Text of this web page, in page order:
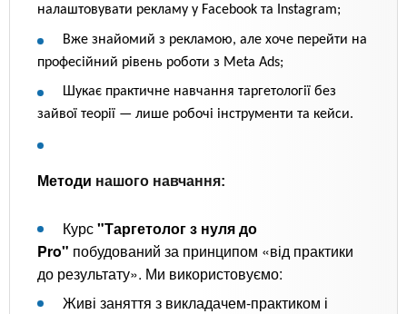
налаштовувати рекламу у Facebook та Instagram;
Вже знайомий з рекламою, але хоче перейти на
професійний рівень роботи з Meta Ads;
Шукає практичне навчання таргетології без
зайвої теорії — лише робочі інструменти та кейси.
Методи нашого навчання:
Курс"Таргетолог з нуля до
Pro" побудований за принципом «від практики
до результату». Ми використовуємо:
Живі заняття з викладачем-практиком і